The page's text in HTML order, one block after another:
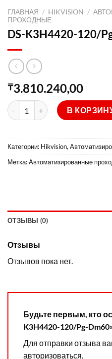
ГЛАВНАЯ / HIKVISION /
ПРОХОДНЫЕ
DS-K3H4420-120/
₸3.810.240,00
Количество товара DS-
В
Категории: Hikvision,
Метка:Автоматизированные
ОТЗЫВЫ (0)
Отзывы
Отзывов пока нет.
Будьте первым, кто
K3H4420-120/Pg-
Для отправки отзыва
авторизоваться.